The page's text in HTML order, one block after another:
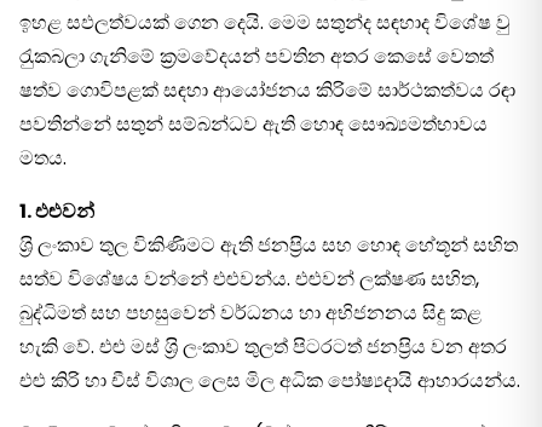
ඉහළ සඵලත්වයක් ගෙන දෙයි. මෙම සතුන්ද සඳහාද විශේෂ වු
රැුකබලා ගැනිමේ ක‍්‍රමවේදයන් පවතින අතර කෙසේ වෙතත්
ෂත්ව ගොවිපළක් සඳහා ආයෝජනය කිරිමේ සාර්ථකත්වය රඳා
පවතින්නේ සතුන් සම්බන්ධව ඇති හොඳ සෞඛ්‍යමත්භාවය
මතය.
1. එළුවන්
ශ‍්‍රි ලංකාව තුල විකිණිමට ඇති ජනප‍්‍රිය සහ හොඳ හේතූන් සහිත
සත්ව විශේෂය වන්නේ එළුවන්ය. එළුවන් ලක්ෂණ සහිත,
බුද්ධිමත් සහ පහසුවෙන් වර්ධනය හා අභිජනනය සිදු කළ
හැකි වේ. එළු මස් ශ‍්‍රි ලංකාව තුලත් පිටරටත් ජනප‍්‍රිය වන අතර
එළු කිරි හා චීස් විශාල ලෙස මිල අධික පෝෂ්‍යදායි ආහාරයන්ය.